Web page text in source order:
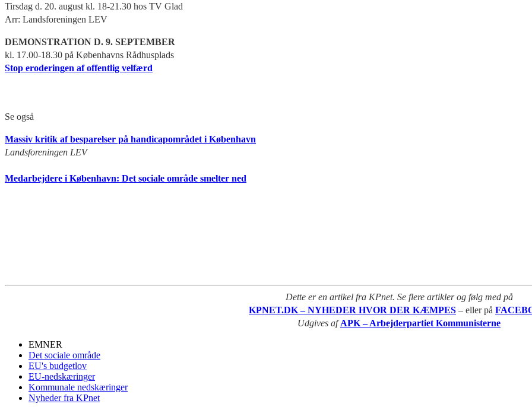
Tirsdag d. 20. august kl. 18-21.30 hos TV Glad
Arr: Landsforeningen LEV
DEMONSTRATION D. 9. SEPTEMBER
kl. 17.00-18.30 på Københavns Rådhusplads
Stop eroderingen af offentlig velfærd
Se også
Massiv kritik af besparelser på handicapområdet i København
Landsforeningen LEV
Medarbejdere i København: Det sociale område smelter ned
Dette er en artikel fra KPnet. Se flere artikler og følg med på
KPNET.DK – NYHEDER HVOR DER KÆMPES – eller på
Udgives afAPK – Arbejderpartiet Kommunisterne
EMNER
Det sociale område
EU's budgetlov
EU-nedskæringer
Kommunale nedskæringer
Nyheder fra KPnet